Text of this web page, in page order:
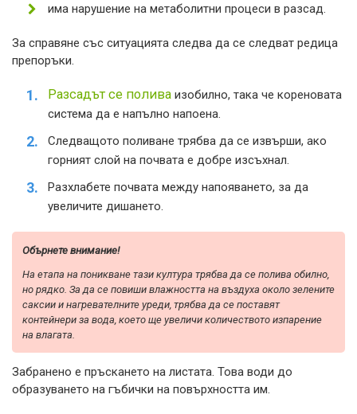
има нарушение на метаболитни процеси в разсад.
За справяне със ситуацията следва да се следват редица
препоръки.
Разсадът се полива изобилно, така че кореновата
система да е напълно напоена.
Следващото поливане трябва да се извърши, ако
горният слой на почвата е добре изсъхнал.
Разхлабете почвата между напояването, за да
увеличите дишането.
Обърнете внимание!
На етапа на поникване тази култура трябва да се полива обилно,
но рядко. За да се повиши влажността на въздуха около зелените
саксии и нагревателните уреди, трябва да се поставят
контейнери за вода, което ще увеличи количеството изпарение
на влагата.
Забранено е пръскането на листата. Това води до
образуването на гъбички на повърхността им.